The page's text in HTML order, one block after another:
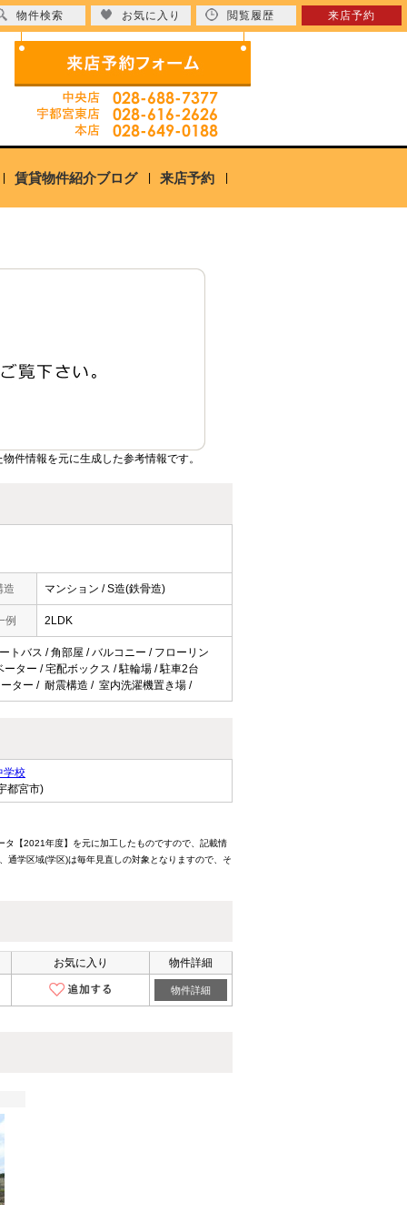
賃貸物件紹介ブログ 来店予約
物件検索 お気に入り 閲覧履歴 来店予約
件情報を元に生成した参考情報です。
造 マンション / S造(鉄骨造)
例 2LDK
トバス / 角部屋 / バルコニー / フローリン
ター / 宅配ボックス / 駐輪場 / 駐車2台
ター / 耐震構造 / 室内洗濯機置き場 /
学校
都宮市)
【2021年度】を元に加工したものですので、記載情
通学区域(学区)は毎年見直しの対象となりますので、そ
お気に入り 物件詳細
物件詳細